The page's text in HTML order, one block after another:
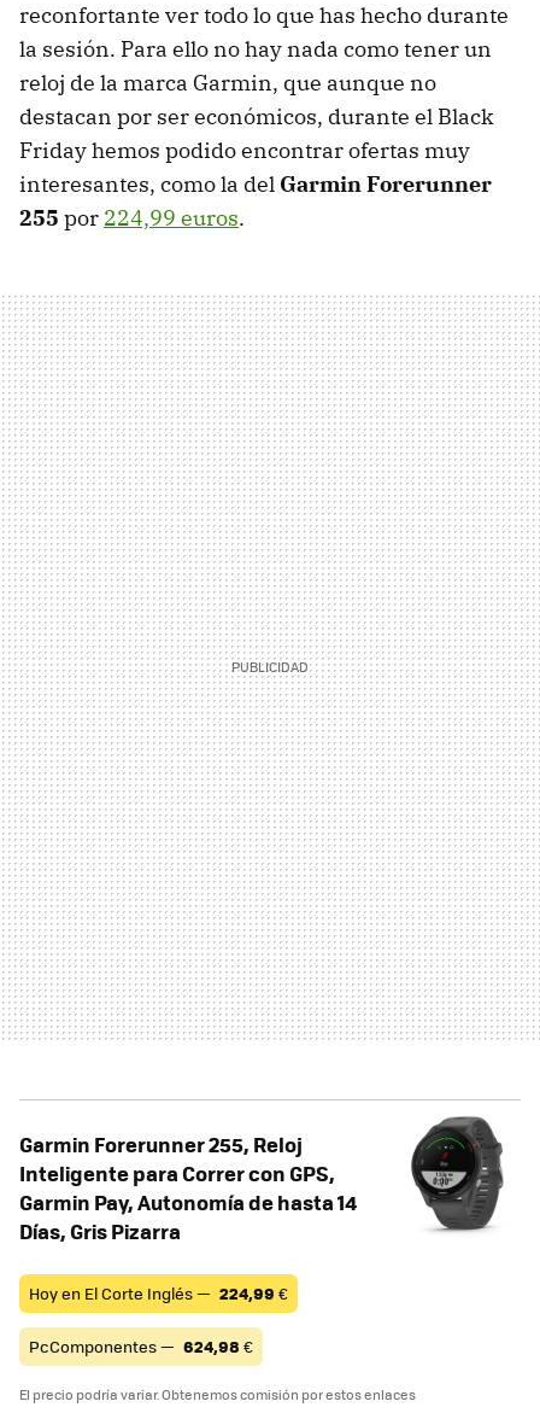
reconfortante ver todo lo que has hecho durante
la sesión. Para ello no hay nada como tener un
reloj de la marca Garmin, que aunque no
destacan por ser económicos, durante el Black
Friday hemos podido encontrar ofertas muy
interesantes, como la del Garmin Forerunner
255 por 224,99 euros.
Garmin Forerunner 255, Reloj
Inteligente para Correr con GPS,
Garmin Pay, Autonomía de hasta 14
Días, Gris Pizarra
Hoy en El Corte Inglés — 224,99 €
PcComponentes — 624,98 €
El precio podría variar. Obtenemos comisión por estos enlaces